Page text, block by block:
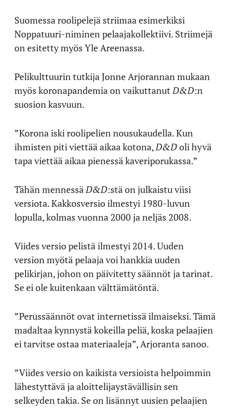
Suomessa roolipelejä striimaa esimerkiksi
Noppatuuri-niminen pelaajakollektiivi. Striimejä
on esitetty myös Yle Areenassa.
Pelikulttuurin tutkija Jonne Arjorannan mukaan
myös koronapandemia on vaikuttanutD&D:n
suosion kasvuun.
”Korona iski roolipelien nousukaudella. Kun
ihmisten piti viettää aikaa kotona,D&Doli hyvä
tapa viettää aikaa pienessä kaveriporukassa.”
Tähän mennessäD&D:stä on julkaistu viisi
versiota. Kakkosversio ilmestyi 1980-luvun
lopulla, kolmas vuonna 2000 ja neljäs 2008.
Viides versio pelistä ilmestyi 2014. Uuden
version myötä pelaaja voi hankkia uuden
pelikirjan, johon on päivitetty säännöt ja tarinat.
Se ei ole kuitenkaan välttämätöntä.
”Perussäännöt ovat internetissä ilmaiseksi. Tämä
madaltaa kynnystä kokeilla peliä, koska pelaajien
ei tarvitse ostaa materiaaleja”, Arjoranta sanoo.
”Viides versio on kaikista versioista helpoimmin
lähestyttävä ja aloittelijaystävällisin sen
selkeyden takia. Se on lisännyt uusien pelaajien